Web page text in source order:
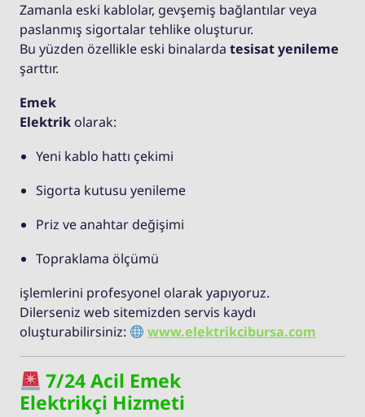
Zamanla eski kablolar, gevşemiş bağlantılar veya
paslanmış sigortalar tehlike oluşturur.
Bu yüzden özellikle eski binalarda tesisat yenileme
şarttır.
Emek
Elektrik olarak:
Yeni kablo hattı çekimi
Sigorta kutusu yenileme
Priz ve anahtar değişimi
Topraklama ölçümü
işlemlerini profesyonel olarak yapıyoruz.
Dilerseniz web sitemizden servis kaydı
oluşturabilirsiniz:
www.elektrikcibursa.com
7/24 Acil Emek
Elektrikçi Hizmeti